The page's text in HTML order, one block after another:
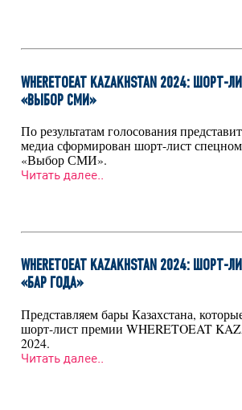
WHERETOEAT KAZAKHSTAN 2024: ШОРТ-
«ВЫБОР СМИ»
По результатам голосования
медиа сформирован шорт-лист
«Выбор СМИ».
Читать далее..
WHERETOEAT KAZAKHSTAN 2024: ШОРТ-
«БАР ГОДА»
Представляем бары Казахстана,
шорт-лист премии WHERETOEAT
2024.
Читать далее..